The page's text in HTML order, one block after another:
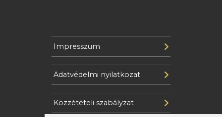
Impresszum
Adatvédelmi nyilatkozat
Közzétételi szabályzat